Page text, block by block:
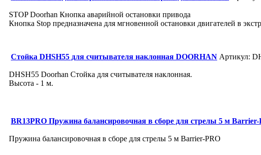
STOP Doorhan Кнопка аварийной остановки привода
Кнопка Stop предназначена для мгновенной остановки двигателей в
Стойка DHSH55 для считывателя наклонная DOORHAN Артикул:
DHSH55 Doorhan Стойка для считывателя наклонная.
Высота - 1 м.
BR13PRO Пружина балансировочная в сборе для стрелы 5 м Barrier-
Пружина балансировочная в сборе для стрелы 5 м Barrier-PRO